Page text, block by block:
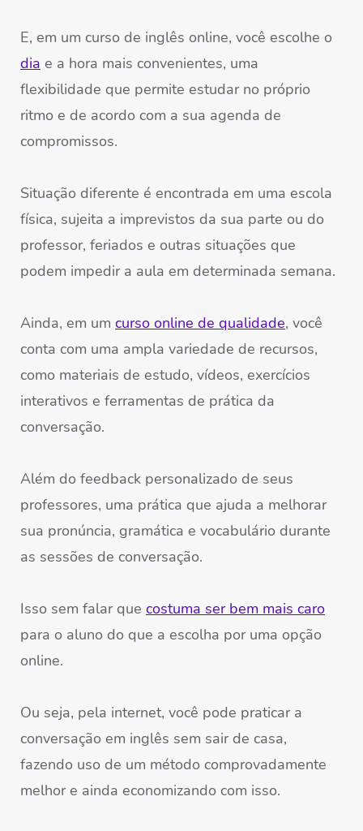
E, em um curso de inglês online, você escolhe o
dia e a hora mais convenientes, uma
flexibilidade que permite estudar no próprio
ritmo e de acordo com a sua agenda de
compromissos.
Situação diferente é encontrada em uma escola
física, sujeita a imprevistos da sua parte ou do
professor, feriados e outras situações que
podem impedir a aula em determinada semana.
Ainda, em um curso online de qualidade, você
conta com uma ampla variedade de recursos,
como materiais de estudo, vídeos, exercícios
interativos e ferramentas de prática da
conversação.
Além do feedback personalizado de seus
professores, uma prática que ajuda a melhorar
sua pronúncia, gramática e vocabulário durante
as sessões de conversação.
Isso sem falar que costuma ser bem mais caro
para o aluno do que a escolha por uma opção
online.
Ou seja, pela internet, você pode praticar a
conversação em inglês sem sair de casa,
fazendo uso de um método comprovadamente
melhor e ainda economizando com isso.